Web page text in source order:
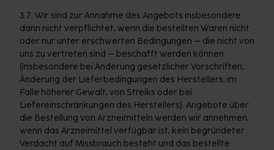
3.7. Wir sind zur Annahme des Angebots insbesondere
dann nicht verpflichtet, wenn die bestellten Waren nicht
oder nur unter erschwerten Bedingungen – die nicht von
uns zu vertreten sind – beschafft werden können
(insbesondere bei Änderung gesetzlicher Vorschriften,
Änderung der Lieferbedingungen des Herstellers, im
Falle höherer Gewalt, von Streiks oder bei
Liefereinschränkungen des Herstellers). Angebote über
die Bestellung von Arzneimitteln werden wir annehmen,
wenn das Arzneimittel verfügbar ist, kein begründeter
Verdacht auf Missbrauch besteht und das bestellte